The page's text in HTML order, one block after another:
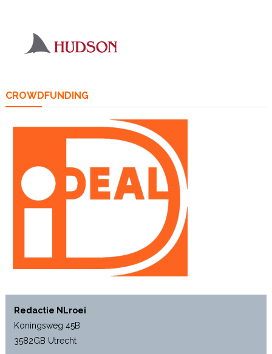
CROWDFUNDING
Redactie NLroei
Koningsweg 45B
3582GB Utrecht